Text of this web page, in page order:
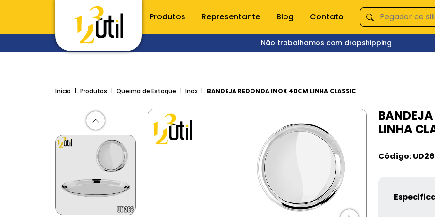
Produtos
CONHEÇA NOSSAS CATEGORIAS
Utilidades domésticas
Raladores e mixer
Queima de Estoque
Jardinagem
Ferramentas
Jogos
Brinquedos
Armarinhos
Representante Blog Contato
Não trabalhamos com dropshipping
Início Produtos Queima de Estoque Inox BANDEJA REDONDA INOX 40CM LINHA CLASSIC
LINHA
Código: